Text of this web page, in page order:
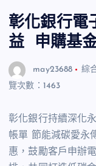
彰化銀行電
益 申購基
may23688 綜
覽次數：1463
彰化銀行持續深化
帳單 節能減碳愛永
惠，鼓勵客戶申辦